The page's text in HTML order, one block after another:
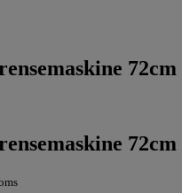
72cm
72cm